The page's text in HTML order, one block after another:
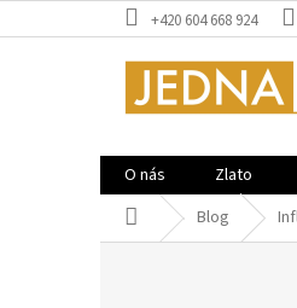
na
+420 604 668 924
O nás Zlato
Domů Blog